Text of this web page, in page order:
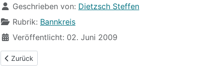
Details
Geschrieben von: Dietzsch Steffen
Rubrik: Bannkreis
Veröffentlicht: 02. Juni 2009
Vorheriger Beitrag: Bannkreis (25): Markt oder Mensch?
Zurück